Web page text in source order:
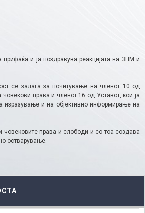
прифаќа и ја поздравува реакцијата на ЗНМ и
се залага за почитување на членот 10 од
човекови права и членот 16 од Уставот, кои ја
изразување и на објективно информирање на
човековите права и слободи и со тоа создава
остварување.